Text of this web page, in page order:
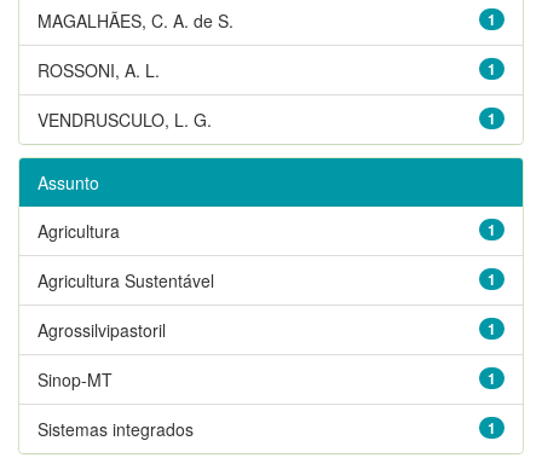
1
MAGALHÃES, C. A. de S.
1
ROSSONI, A. L.
1
VENDRUSCULO, L. G.
Assunto
1
Agricultura
1
Agricultura Sustentável
1
Agrossilvipastoril
1
Sinop-MT
1
Sistemas integrados